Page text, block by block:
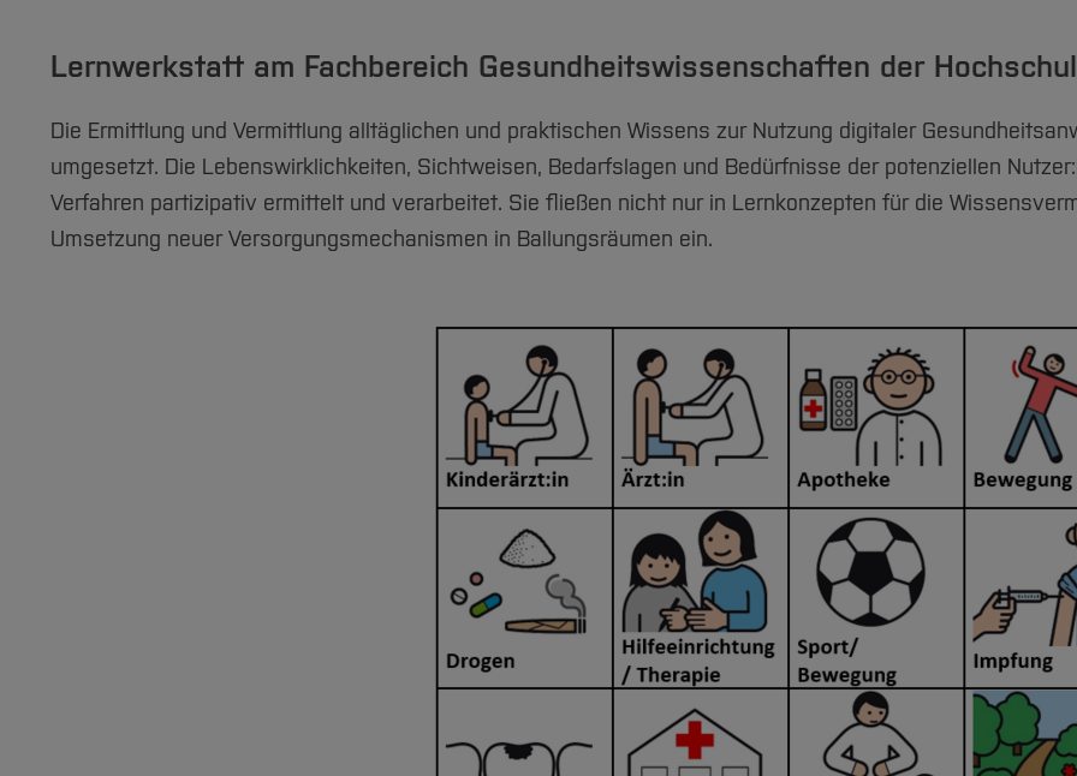
Lernwerkstatt am Fachbereich Gesundheitswissenschaften der
Die Ermittlung und Vermittlung alltäglichen und praktischen Wissens zur Nutzung digitaler
umgesetzt. Die Lebenswirklichkeiten, Sichtweisen, Bedarfslagen und Bedürfnisse der potenziellen
Verfahren partizipativ ermittelt und verarbeitet. Sie fließen nicht nur in Lernkonzepten für die
Umsetzung neuer Versorgungsmechanismen in Ballungsräumen ein.